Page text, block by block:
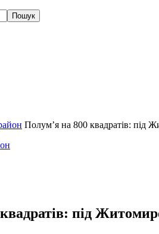
Полум’я на 800 квадратів: під
під